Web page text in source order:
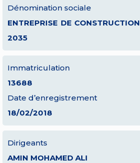
Dénomination sociale
ENTREPRISE DE
2035
Immatriculation
13688
Date d’enregistrement
18/02/2018
Dirigeants
AMIN MOHAMED ALI